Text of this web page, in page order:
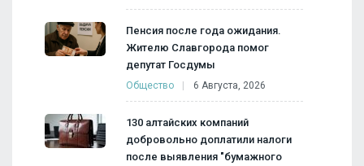
Пенсия после года ожидания.
Жителю Славгорода помог
депутат Госдумы
Общество 6 Августа, 2026
130 алтайских компаний
добровольно доплатили налоги
после выявления "бумажного